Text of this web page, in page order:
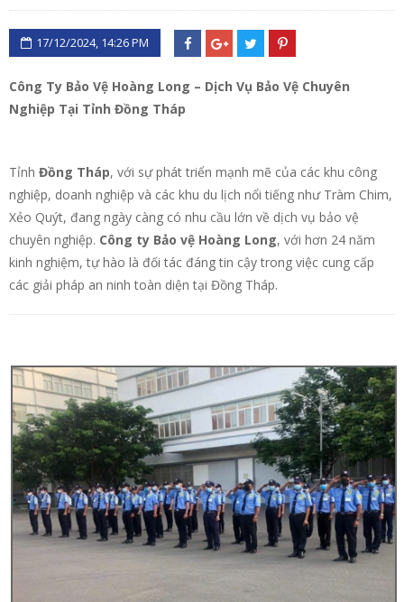
17/12/2024, 14:26 PM
Công Ty Bảo Vệ Hoàng Long – Dịch Vụ Bảo Vệ Chuyên
Nghiệp Tại Tỉnh Đồng Tháp
Tỉnh Đồng Tháp, với sự phát triển mạnh mẽ của các khu công
nghiệp, doanh nghiệp và các khu du lịch nổi tiếng như Tràm Chim,
Xẻo Quýt, đang ngày càng có nhu cầu lớn về dịch vụ bảo vệ
chuyên nghiệp. Công ty Bảo vệ Hoàng Long, với hơn 24 năm
kinh nghiệm, tự hào là đối tác đáng tin cậy trong việc cung cấp
các giải pháp an ninh toàn diện tại Đồng Tháp.